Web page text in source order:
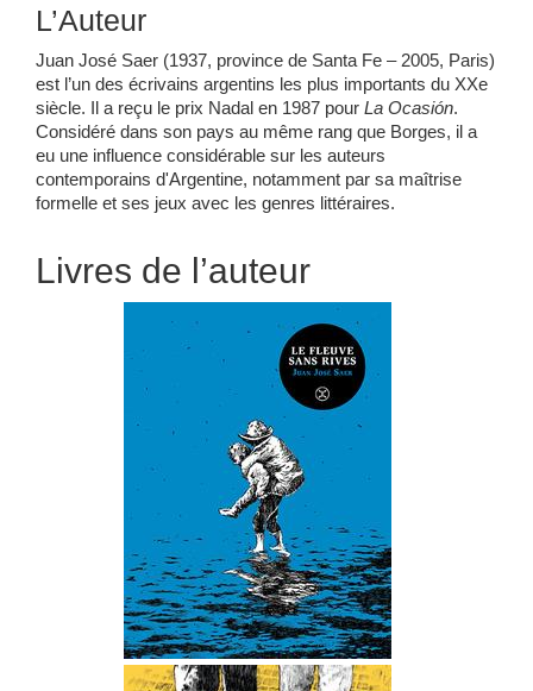
L’Auteur
Juan José Saer (1937, province de Santa Fe – 2005, Paris)
est l’un des écrivains argentins les plus importants du XXe
siècle. Il a reçu le prix Nadal en 1987 pour La Ocasión.
Considéré dans son pays au même rang que Borges, il a
eu une influence considérable sur les auteurs
contemporains d'Argentine, notamment par sa maîtrise
formelle et ses jeux avec les genres littéraires.
Livres de l’auteur